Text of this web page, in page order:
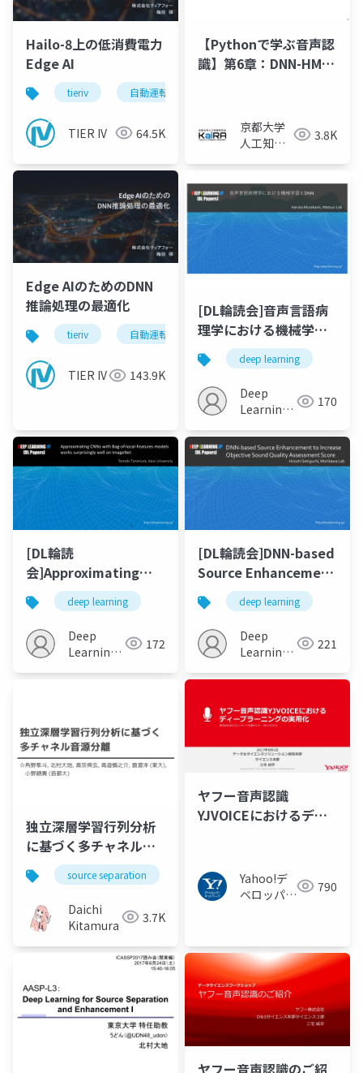
Hailo-8上の低消費電力
Edge AI
tieriv 自動運転
TIER IV 64.5K
【Pythonで学ぶ音声認
識】第6章：DNN-HMM
京都大学
人工知能
3.8K
Edge AIのためのDNN
推論処理の最適化
tieriv 自動運転 computing tierivmeetup
TIER IV 143.9K
[DL輪読会]音声言語病
理学における機械学習
とDNNdeep learning
Deep
Learning
170
[DL輪読
会]Approximating
CNNs with Bag-of-
local-Features
models works
surprisingly well on
ImageNet
deep learning
Deep
Learning
172
[DL輪読会]DNN-based
Source Enhancement
to Increase
Objective Sound
Quality Assessment
Score
deep learning
Deep
Learning
221
独立深層学習行列分析
に基づく多チャネル音
源分離（Multichannel
audio source
separation based on
independent deeply
learned matrix
source separation music bss
Daichi
Kitamura
3.7K
ヤフー音声認識
YJVOICEにおけるディ
Yahoo!デ
ベロッパー
790
ヤフー音声認識のご紹